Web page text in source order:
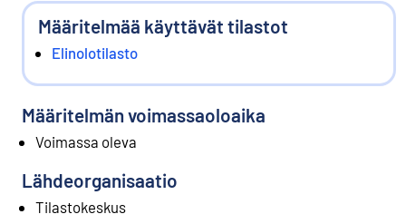
Määritelmää käyttävät tilastot
Elinolotilasto
Määritelmän voimassaoloaika
Voimassa oleva
Lähdeorganisaatio
Tilastokeskus